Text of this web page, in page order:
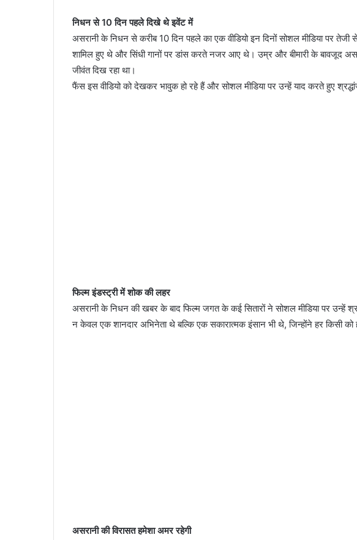
निधन से 10 दिन पहले दिखे थे इवेंट में
असरानी के निधन से करीब 10 दिन पहले का एक वीडियो इन दिनों सोशल मीडिया पर तेजी
शामिल हुए थे और सिंधी गानों पर डांस करते नजर आए थे। उम्र और बीमारी के बावजूद
जीवंत दिख रहा था।
फैंस इस वीडियो को देखकर भावुक हो रहे हैं और सोशल मीडिया पर उन्हें याद करते हुए
फिल्म इंडस्ट्री में शोक की लहर
असरानी के निधन की खबर के बाद फिल्म जगत के कई सितारों ने सोशल मीडिया पर उन्हें
न केवल एक शानदार अभिनेता थे बल्कि एक सकारात्मक इंसान भी थे, जिन्होंने हर किसी को
असरानी की विरासत हमेशा अमर रहेगी